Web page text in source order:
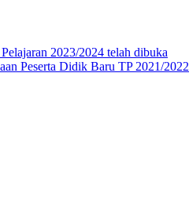
2023/2024 telah dibuka
Peserta Didik Baru TP 2021/2022